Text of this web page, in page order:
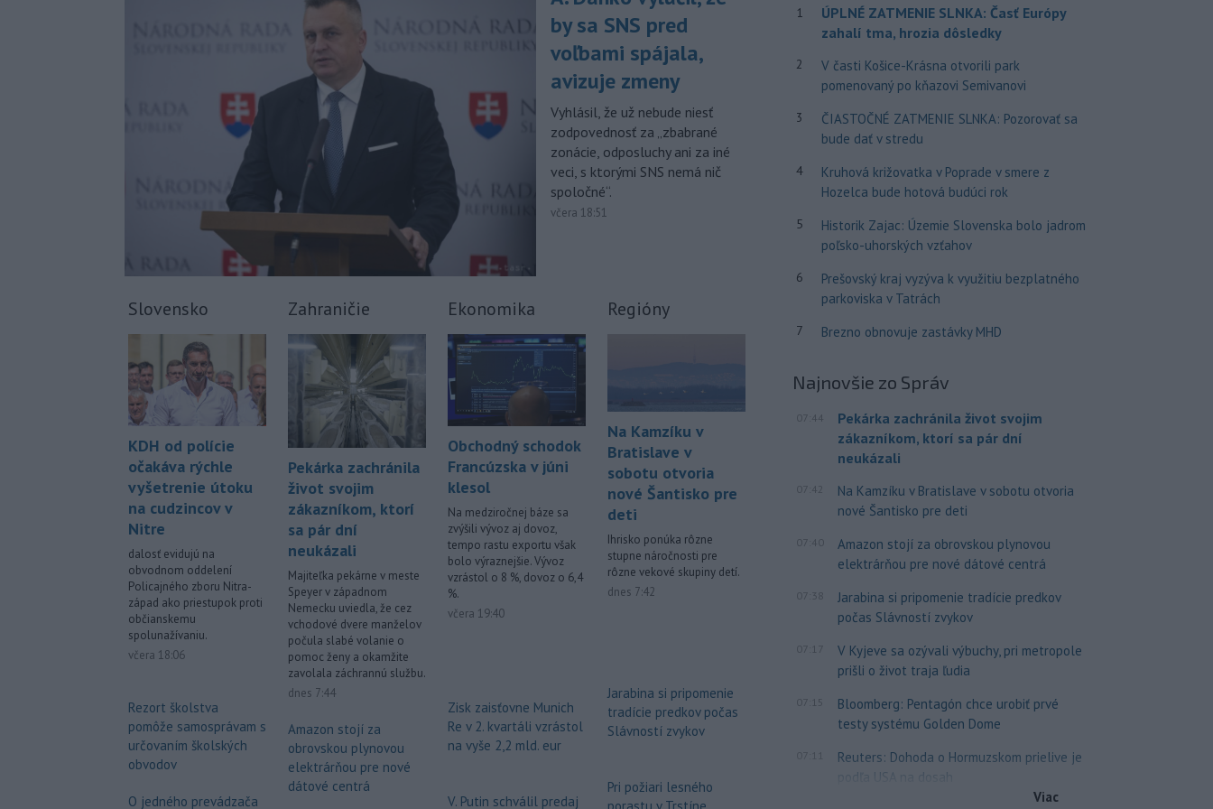
výstrahu prvého stupňa.
11:18
Ministerstvo vnútra (MV) SR
požiada Národný bezpečnostný
(NBÚ) o nezávislé odborné posúdenie
sú v pilotnej prevádzke.
11:03 - Pre pretrvávajúce sucho,
horúčavy a nedostatok pitnej vody
boli do odvolania vyhlásené
mimoriadne situácie v obciach Nižný
by sa SNS pred
voľbami spájala,
avizuje zmeny
Vyhlásil, že už nebude niesť
zodpovednosť za „zbabrané
zonácie, odposluchy ani za iné
veci, s ktorými SNS nemá nič
spoločné“.
včera 18:51
Slovensko
KDH od polície
očakáva rýchle
vyšetrenie útoku
na cudzincov v
Nitre
dalosť evidujú na
obvodnom oddelení
Policajného zboru Nitra-
západ ako priestupok proti
občianskemu
spolunažívaniu.
včera 18:06
Rezort školstva
pomôže samosprávam s
určovaním školských
obvodov
O jedného prevádzača
Zahraničie
Pekárka zachránila
život svojim
zákazníkom, ktorí
sa pár dní
neukázali
Majiteľka pekárne v meste
Speyer v západnom
Nemecku uviedla, že cez
vchodové dvere manželov
počula slabé volanie o
pomoc ženy a okamžite
zavolala záchrannú službu.
dnes 7:44
Amazon stojí za
obrovskou plynovou
elektrárňou pre nové
dátové centrá
Ekonomika
Obchodný schodok
Francúzska v júni
klesol
Na medziročnej báze sa
zvýšili vývoz aj dovoz,
tempo rastu exportu však
bolo výraznejšie. Vývoz
vzrástol o 8 %, dovoz o 6,4
%.
včera 19:40
Zisk zaisťovne Munich
Re v 2. kvartáli vzrástol
na vyše 2,2 mld. eur
V. Putin schválil predaj
Regióny
Na Kamzíku v
Bratislave v
sobotu otvoria
nové Šantisko pre
deti
Ihrisko ponúka rôzne
stupne náročnosti pre
rôzne vekové skupiny detí.
dnes 7:42
Jarabina si pripomenie
tradície predkov počas
Slávností zvykov
Pri požiari lesného
1
ÚPLNÉ ZATMENIE SLNKA: Časť Európy
zahalí tma, hrozia dôsledky
2
V časti Košice-Krásna otvorili park
pomenovaný po kňazovi Semivanovi
3
ČIASTOČNÉ ZATMENIE SLNKA: Pozorovať sa
bude dať v stredu
4
Kruhová križovatka v Poprade v smere z
Hozelca bude hotová budúci rok
5
Historik Zajac: Územie Slovenska bolo jadrom
poľsko-uhorských vzťahov
6
Prešovský kraj vyzýva k využitiu bezplatného
parkoviska v Tatrách
7 Brezno obnovuje zastávky MHD
Najnovšie zo Správ
07:44
Pekárka zachránila život svojim
zákazníkom, ktorí sa pár dní
neukázali
07:42
Na Kamzíku v Bratislave v sobotu otvoria
nové Šantisko pre deti
07:40
Amazon stojí za obrovskou plynovou
elektrárňou pre nové dátové centrá
07:38
Jarabina si pripomenie tradície predkov
počas Slávností zvykov
07:17
V Kyjeve sa ozývali výbuchy, pri metropole
prišli o život traja ľudia
07:15
Bloomberg: Pentagón chce urobiť prvé
testy systému Golden Dome
Reuters: Dohoda o Hormuzskom prielive je
podľa USA na dosah
Viac